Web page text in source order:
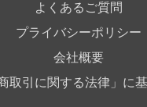
よくあるご質問
プライバシーポリシー
会社概要
取引に関する法律」に